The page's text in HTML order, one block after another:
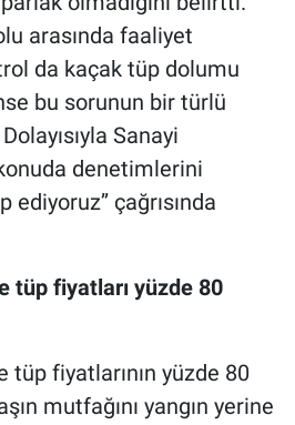
arasında faaliyet
da kaçak tüp dolumu
bu sorunun bir türlü
Sanayi
denetimlerini
ediyoruz’’ çağrısında
tüp fiyatları yüzde 80
tüp fiyatlarının yüzde 80
mutfağını yangın yerine